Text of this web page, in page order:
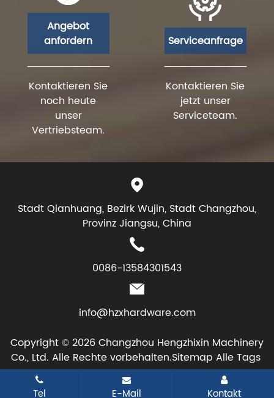
Angebot
anfordern
Kontaktieren Sie
noch heute
unser
Vertriebsteam.
Serviceanfrage
Kontaktieren Sie
jetzt unser
Serviceteam.
Stadt Qianhuang, Bezirk Wujin, Stadt Changzhou,
Provinz Jiangsu, China
0086-13584301543
info@hzxhardware.com
Copyright © 2026 Changzhou Hengzhixin Machinery
Co., Ltd. Alle Rechte vorbehalten.Sitemap Alle Tags
Tel E-Mail Kontakt